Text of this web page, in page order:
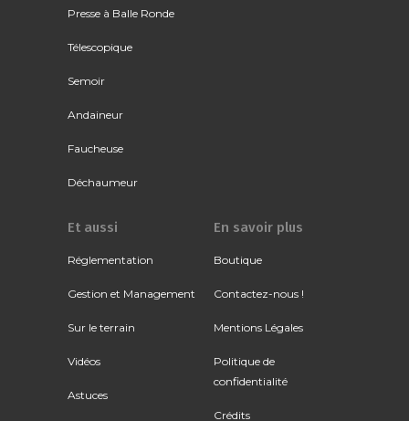
Presse à Balle Ronde
Télescopique
Semoir
Andaineur
Faucheuse
Déchaumeur
Et aussi
Réglementation
Gestion et Management
Sur le terrain
Vidéos
Astuces
En savoir plus
Boutique
Contactez-nous !
Mentions Légales
Politique de
confidentialité
Crédits